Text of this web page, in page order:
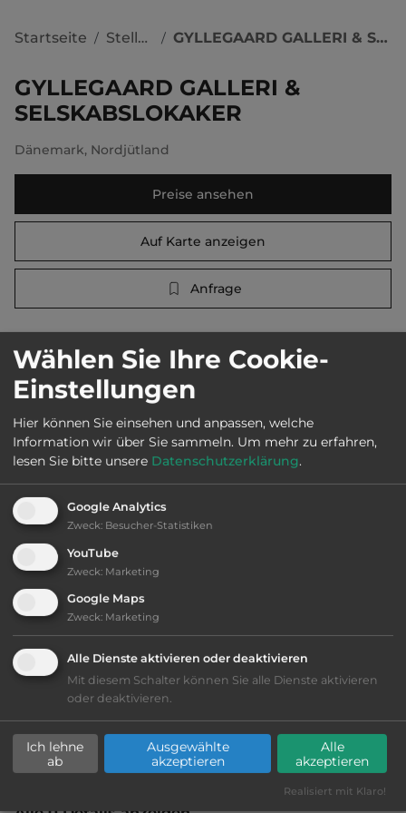
Startseite / Stellplätze / GYLLEGAARD GALLERI & SELSKABSLOKAKER
GYLLEGAARD GALLERI &
SELSKABSLOKAKER
Dänemark, Nordjütland
Preise ansehen
Auf Karte anzeigen
Anfrage
Beschreibung:
    Touristen-/Dauerstellplätze 0/0.
Straße:
Öffnungszeiten: Ganzjährig geöffnet
Ausstattung
Wählen Sie Ihre Cookie-
Einstellungen
Hier können Sie einsehen und anpassen, welche
Information wir über Sie sammeln. Um mehr zu erfahren,
lesen Sie bitte unsere Datenschutzerklärung.
Google Analytics
Zweck: Besucher-Statistiken
YouTube
Zweck: Marketing
Google Maps
Zweck: Marketing
Alle Dienste aktivieren oder deaktivieren
Mit diesem Schalter können Sie alle Dienste aktivieren
oder deaktivieren.
Ich lehne
ab
Ausgewählte
akzeptieren
Alle
akzeptieren
Realisiert mit Klaro!